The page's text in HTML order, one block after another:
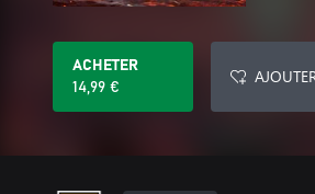
ACHETER
14,99 €